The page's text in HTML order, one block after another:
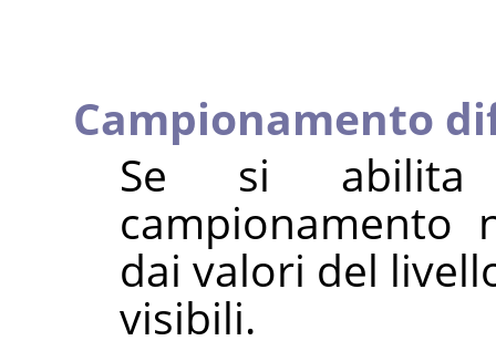
Campionamento
Se si abilita
campionamento
dai valori del
visibili.